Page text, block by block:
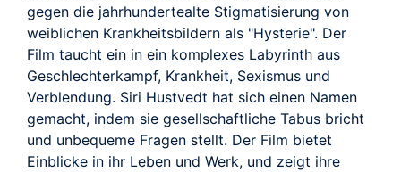
gegen die jahrhundertealte Stigmatisierung von
weiblichen Krankheitsbildern als "Hysterie". Der
Film taucht ein in ein komplexes Labyrinth aus
Geschlechterkampf, Krankheit, Sexismus und
Verblendung. Siri Hustvedt hat sich einen Namen
gemacht, indem sie gesellschaftliche Tabus bricht
und unbequeme Fragen stellt. Der Film bietet
Einblicke in ihr Leben und Werk, und zeigt ihre